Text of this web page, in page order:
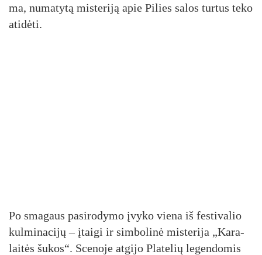
ma, nu­ma­ty­tą mis­te­ri­ją apie Pi­lies sa­los tur­tus te­ko
ati­dė­ti.
Po sma­gaus pa­si­ro­dy­mo įvy­ko vie­na iš fes­ti­va­lio
kul­mi­na­ci­jų – įtai­gi ir sim­bo­li­nė mis­te­ri­ja „Ka­ra­
lai­tės šu­kos“. Sce­no­je at­gi­jo Pla­te­lių le­gen­do­mis